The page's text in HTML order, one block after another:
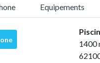
Equipements
1400